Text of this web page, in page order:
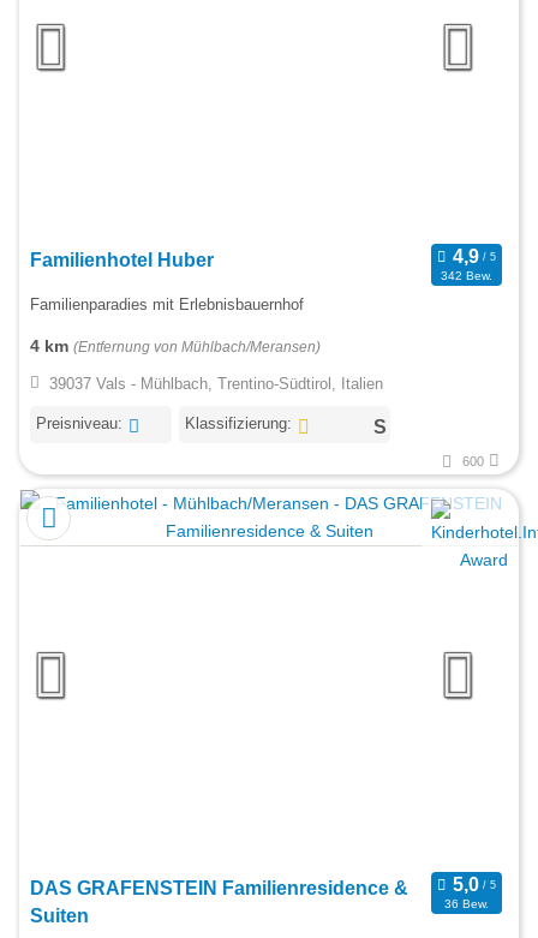
Familienhotel Huber
342 Bew.
Familienparadies mit Erlebnisbauernhof
4 km (Entfernung von Mühlbach/Meransen)
39037 Vals - Mühlbach, Trentino-Südtirol, Italien
Preisniveau: Klassifizierung:
600
DAS GRAFENSTEIN Familienresidence &
Suiten
36 Bew.